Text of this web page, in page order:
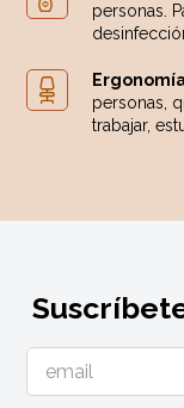
personas.
personas,
trabajar,